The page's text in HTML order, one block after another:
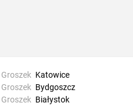
Groszek Katowice
Groszek Bydgoszcz
Groszek Białystok